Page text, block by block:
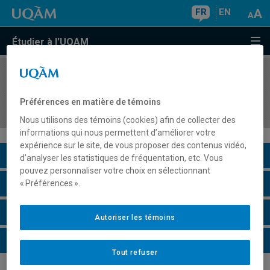
FR EN
Étudier à l'UQAM
COURS//
siècles)
Description du cours
Horaire - Été 2026
Horaire - Automne 2026
Horaire - Hiver 2027
Préférences en matière de témoins
Nous utilisons des témoins (cookies) afin de collecter des
informations qui nous permettent d’améliorer votre
expérience sur le site, de vous proposer des contenus vidéo,
d’analyser les statistiques de fréquentation, etc. Vous
pouvez personnaliser votre choix en sélectionnant
« Préférences ».
Tout refuser
Autoriser les témoins